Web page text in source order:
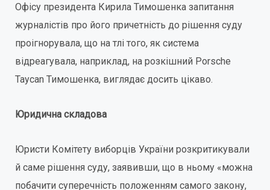
Офісу президента Кирила Тимошенка запитання
журналістів про його причетність до рішення суду
проігнорувала, що на тлі того, як система
відреагувала, наприклад, на розкішний Porsche
Taycan Тимошенка, виглядає досить цікаво.
Юридична складова
Юристи Комітету виборців України розкритикували
й саме рішення суду, заявивши, що в ньому «можна
побачити суперечність положенням самого закону,